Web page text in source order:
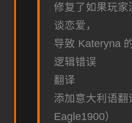
修复了如果玩家
谈恋爱，
导致 Kateryna
逻辑错误
翻译
添加意大利语翻
Eagle1900）